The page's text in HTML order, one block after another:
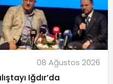
08 Ağustos 2026
Iğdır’da